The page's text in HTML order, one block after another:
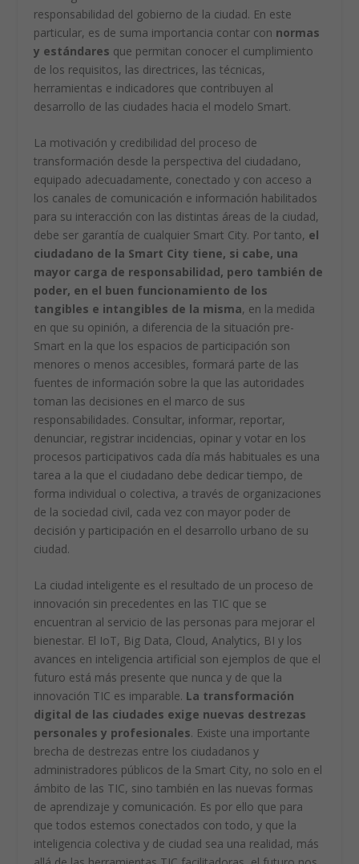
responsabilidad del gobierno de la ciudad. En este
particular, es de suma importancia contar con normas
y estándares que permitan conocer el cumplimiento
de los requisitos, las directrices, las técnicas,
herramientas e indicadores que contribuyen al
desarrollo de las ciudades hacia el modelo Smart.
La motivación y credibilidad del proceso de
transformación desde la perspectiva del ciudadano,
equipado adecuadamente, conectado y con acceso a
los canales de comunicación e información habilitados
para su interacción con las distintas áreas de la ciudad,
debe ser garantía de cualquier Smart City. Por tanto, el
ciudadano de la Smart City tiene, si cabe, una
mayor carga de responsabilidad, pero también de
poder, en el buen funcionamiento de los
tangibles e intangibles de la misma, en la medida
en que su opinión, a diferencia de la situación pre-
Smart en la que los espacios de participación son
menores o menos accesibles, formará parte de las
fuentes de información sobre la que las autoridades
toman las decisiones en el marco de sus
responsabilidades. Consultar, informar, reportar,
denunciar, registrar incidencias, opinar y votar en los
procesos participativos cada día más habituales es una
tarea a la que el ciudadano debe dedicar tiempo, de
forma individual o colectiva, a través de organizaciones
de la sociedad civil, cada vez con mayor poder de
decisión y participación en el desarrollo urbano de su
ciudad.
La ciudad inteligente es el resultado de un proceso de
innovación sin precedentes en las TIC que se
encuentran al servicio de las personas para mejorar el
bienestar. El IoT, Big Data, Cloud, Analytics, BI y los
avances en inteligencia artificial son ejemplos de que el
futuro está más presente que nunca y de que la
innovación TIC es imparable. La transformación
digital de las ciudades exige nuevas destrezas
personales y profesionales. Existe una importante
brecha de destrezas entre los ciudadanos y
administradores públicos de la Smart City, no solo en el
ámbito de las TIC, sino también en las nuevas formas
de aprendizaje y comunicación. Es por ello que para
que todos estemos conectados con todo, y que la
inteligencia colectiva y de ciudad sea una realidad, más